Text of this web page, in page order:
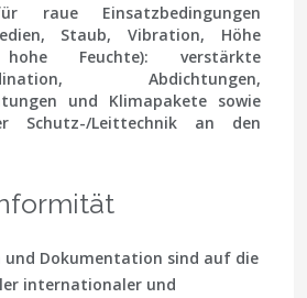
Einsatzbedingungen
Staub, Vibration, Höhe
Feuchte): verstärkte
Abdichtungen,
und Klimapakete sowie
Schutz-/Leittechnik an den
und Dokumentation sind auf die
internationaler und